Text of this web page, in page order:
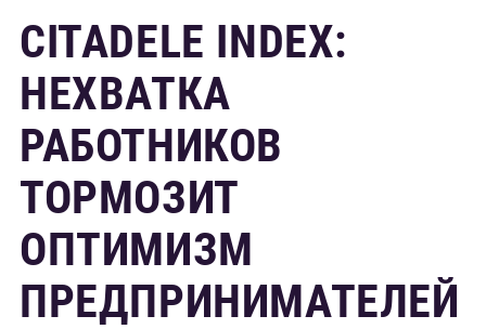
CITADELE INDEX:
НЕХВАТКА
РАБОТНИКОВ
ТОРМОЗИТ
ОПТИМИЗМ
ПРЕДПРИНИМАТЕЛЕЙ